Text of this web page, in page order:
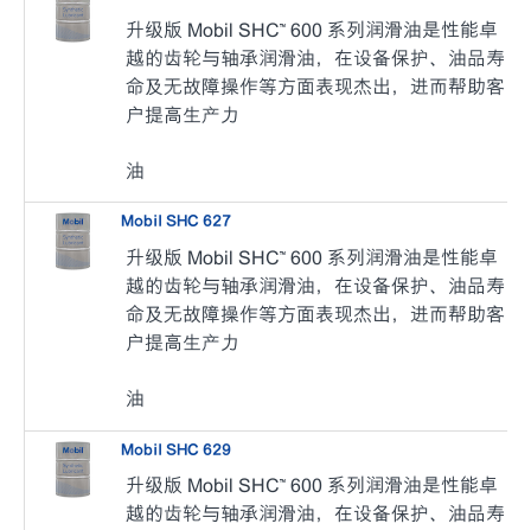
升级版 Mobil SHC™ 600 系列润滑油是性能卓
越的齿轮与轴承润滑油，在设备保护、油品寿
命及无故障操作等方面表现杰出，进而帮助客
户提高生产力
油
Mobil SHC 627
升级版 Mobil SHC™ 600 系列润滑油是性能卓
越的齿轮与轴承润滑油，在设备保护、油品寿
命及无故障操作等方面表现杰出，进而帮助客
户提高生产力
油
Mobil SHC 629
升级版 Mobil SHC™ 600 系列润滑油是性能卓
越的齿轮与轴承润滑油，在设备保护、油品寿